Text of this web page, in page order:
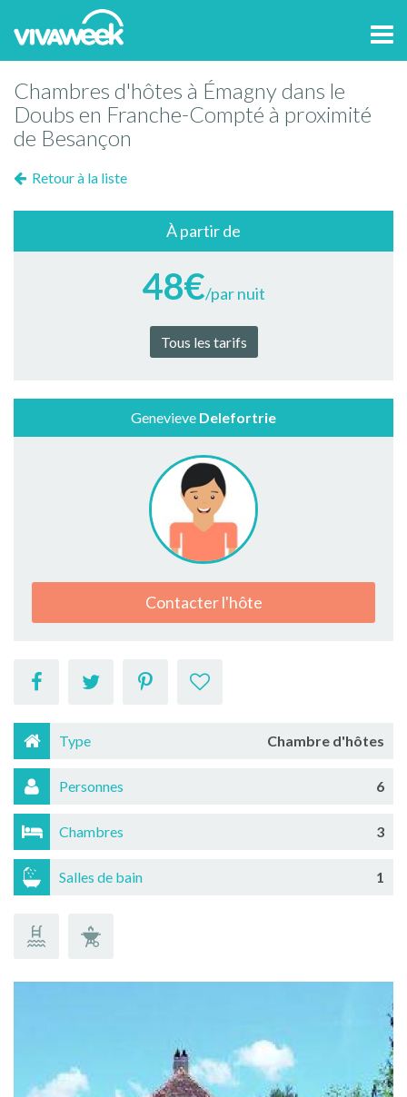
Chambres d'hôtes à Émagny dans le
Doubs en Franche-Compté à proximité
de Besançon
Retour à la liste
À partir de
48€/par nuit
Tous les tarifs
Genevieve Delefortrie
Contacter l'hôte
Type Chambre d'hôtes
Personnes 6
Chambres 3
Salles de bain 1